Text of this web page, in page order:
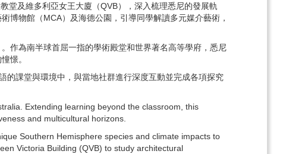
堂及維多利亞女王大廈（QVB），深入梳理悉尼的發展軌
博物館（MCA）及海德公園，引導同學解讀多元媒介藝術，
作為南半球首屈一指的學術殿堂和世界著名高等學府，悉尼
憬。
的課堂與環境中，與當地社群進行深度互動並完成各項探究
Extending learning beyond the classroom, this
and multicultural horizons.
Southern Hemisphere species and climate impacts to
Victoria Building (QVB) to study architectural